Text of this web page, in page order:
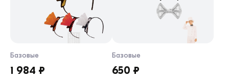
Базовые
1 984 ₽
Базовые
650 ₽